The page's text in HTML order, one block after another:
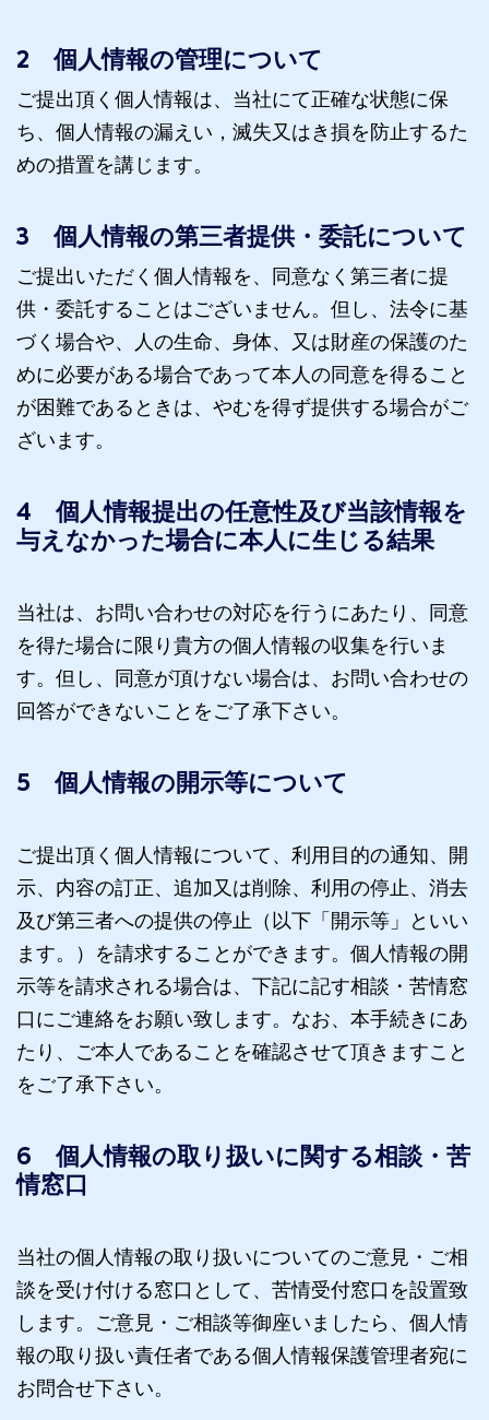
2 個人情報の管理について
ご提出頂く個人情報は、当社にて正確な状態に保
ち、個人情報の漏えい，滅失又はき損を防止するた
めの措置を講じます。
3 個人情報の第三者提供・委託について
ご提出いただく個人情報を、同意なく第三者に提
供・委託することはございません。但し、法令に基
づく場合や、人の生命、身体、又は財産の保護のた
めに必要がある場合であって本人の同意を得ること
が困難であるときは、やむを得ず提供する場合がご
ざいます。
4 個人情報提出の任意性及び当該情報を
与えなかった場合に本人に生じる結果
当社は、お問い合わせの対応を行うにあたり、同意
を得た場合に限り貴方の個人情報の収集を行いま
す。但し、同意が頂けない場合は、お問い合わせの
回答ができないことをご了承下さい。
5 個人情報の開示等について
ご提出頂く個人情報について、利用目的の通知、開
示、内容の訂正、追加又は削除、利用の停止、消去
及び第三者への提供の停止（以下「開示等」といい
ます。）を請求することができます。個人情報の開
示等を請求される場合は、下記に記す相談・苦情窓
口にご連絡をお願い致します。なお、本手続きにあ
たり、ご本人であることを確認させて頂きますこと
をご了承下さい。
6 個人情報の取り扱いに関する相談・苦
情窓口
当社の個人情報の取り扱いについてのご意見・ご相
談を受け付ける窓口として、苦情受付窓口を設置致
します。ご意見・ご相談等御座いましたら、個人情
報の取り扱い責任者である個人情報保護管理者宛に
お問合せ下さい。